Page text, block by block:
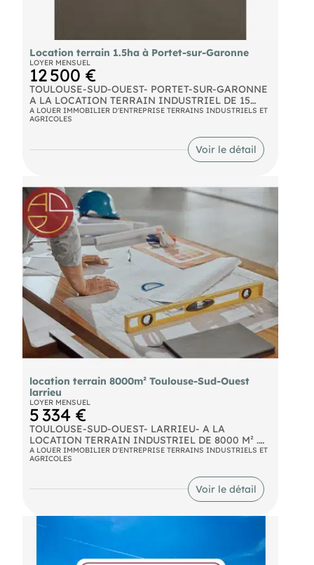
Location terrain 1.5ha à Portet-sur-Garonne
LOYER MENSUEL
12 500 €
TOULOUSE-SUD-OUEST- PORTET-SUR-GARONNE
A LA LOCATION TERRAIN INDUSTRIEL DE 15
000 M² . déalement situé dans une zone tertiaire
animée et à proximité immédiate de la rocade, ce
terrain industriel à louer est parfait pour diverses
activités. Sa surface bitumée permet la circulation
de gros porteurs, et il est plat, viabilisé et clôturé.
A LOUER IMMOBILIER D'ENTREPRISE TERRAINS INDUSTRIELS ET
AGRICOLES
Voir le détail
location terrain 8000m² Toulouse-Sud-Ouest
larrieu
LOYER MENSUEL
5 334 €
TOULOUSE-SUD-OUEST- LARRIEU- A LA
LOCATION TERRAIN INDUSTRIEL DE 8000 M² .
Dans une zone tertiaire et dynamique, à proximité
immédiate de la rocade, ce terrain industriel à
louer, bitumé en voirie lourde peut donc recevoir
des gros porteurs. Il est accessible à tous types
d'activités: bureaux, industrie, logistique,
viabilisé et cloturé. D'autres annonces sur notre
site .com
A LOUER IMMOBILIER D'ENTREPRISE TERRAINS INDUSTRIELS ET
AGRICOLES
Voir le détail